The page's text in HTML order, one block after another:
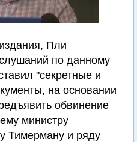
Пли
по данному
"секретные и
на основании
обвинение
министру
Тимерману и ряду